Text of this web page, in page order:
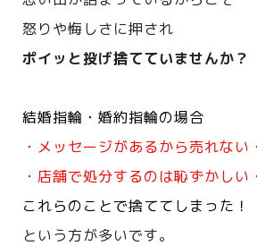
怒りや悔しさに押され
ポイッと投げ捨てていませんか？
結婚指輪・婚約指輪の場合
・メッセージがあるから売れない
・店舗で処分するのは恥ずかしい
これらのことで捨ててしまった！
という方が多いです。